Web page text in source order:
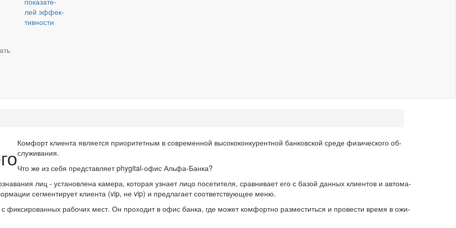
лей эф­фек­
тив­но­сти
Ком­форт кли­ен­та яв­ля­ет­ся при­о­ри­тет­ным в со­вре­мен­ной вы­со­ко­кон­ку­рент­ной бан­ков­ской среде фи­зи­че­ско­го об­
слу­жи­ва­ния.
Что же из себя пред­став­ля­ет phygital-​офис Альфа-​Банка?
лиц - уста­нов­ле­на ка­ме­ра, ко­то­рая узна­ет лицо по­се­ти­те­ля, срав­ни­ва­ет его с базой дан­ных кли­ен­тов и ав­то­ма­
сег­мен­ти­ру­ет кли­ен­та (vip, не vip) и пред­ла­га­ет со­от­вет­ству­ю­щее меню.
фик­си­ро­ван­ных ра­бо­чих мест. Он про­хо­дит в офис банка, где может ком­форт­но раз­ме­стить­ся и про­ве­сти время в ожи­